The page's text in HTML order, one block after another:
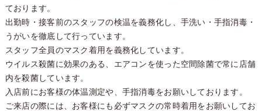
ております。
出勤時・接客前のスタッフの検温を義務化し、手洗い・手指消毒・
うがいを徹底して行っています。
スタッフ全員のマスク着用を義務化しています。
ウイルス殺菌に効果のある、エアコンを使った空間除菌で常に店舗
内を殺菌しています。
入店前にお客様の体温測定や、手指消毒をお願いしております。
ご来店の際には、お客様にも必ずマスクの常時着用をお願いしてお